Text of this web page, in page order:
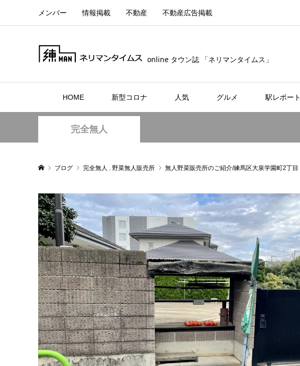
メンバー 情報掲載 不動産 不動産広告掲載
online タウン誌 「ネリマンタイムス」
HOME 新型コロナ 人気 グルメ 駅レポート
完全無人
ブログ 完全無人 , 野菜無人販売所 無人野菜販売所のご紹介/練馬区大泉学園町2丁目